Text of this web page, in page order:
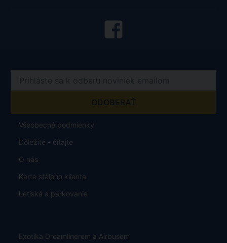
Všeobecné podmienky
Dôležité - čítajte
O nás
Karta stáleho klienta
Letiská a parkovanie
Exotika Dreamlinerem a Airbusem